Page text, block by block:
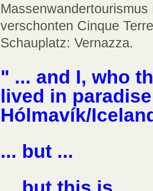
Massenwandertourismus
verschonten Cinque
Schauplatz: Vernazza.
" ... and I, who
lived in
Hólmavík/
... but ...